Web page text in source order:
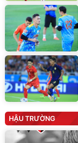
HẬU TRƯỜNG